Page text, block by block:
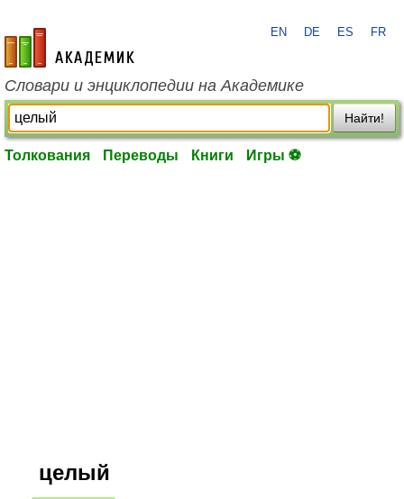
academic.ru
EN DE ES FR
Словари и энциклопедии на Академике
Найти!
Толкования Переводы Книги Игры ⚽
целый